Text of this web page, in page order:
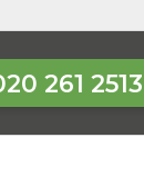
261 2513